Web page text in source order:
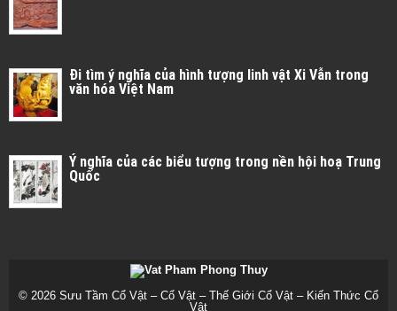
Đi tìm ý nghĩa của hình tượng linh vật Xi Vẫn trong
văn hóa Việt Nam
Ý nghĩa của các biểu tượng trong nền hội hoạ Trung
Quốc
© 2026 Sưu Tầm Cổ Vật – Cổ Vật – Thế Giới Cổ Vật – Kiến Thức Cổ
Vật